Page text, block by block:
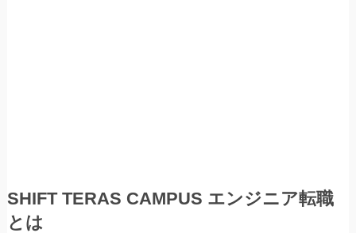
SHIFT TERAS CAMPUS エンジニア転職
とは